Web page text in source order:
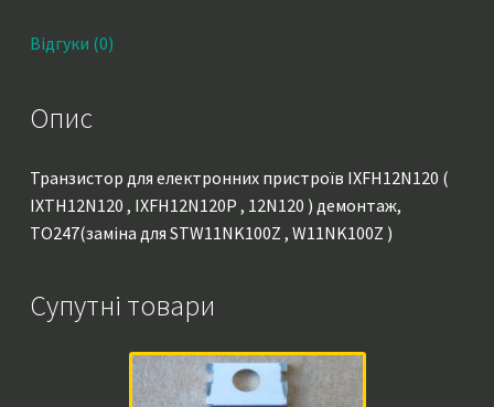
TO247(заміна
,
)
кількість
Відгуки (0)
Опис
Транзистор для електронних пристроїв IXFH12N120 (
IXTH12N120 , IXFH12N120P , 12N120 ) демонтаж,
TO247(заміна для STW11NK100Z , W11NK100Z )
Супутні товари